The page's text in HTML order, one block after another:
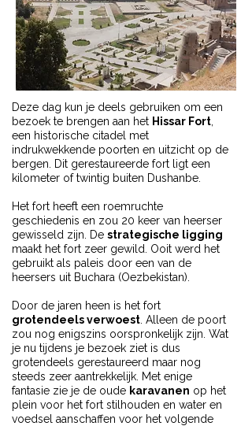
Deze dag kun je deels gebruiken om een
bezoek te brengen aan het Hissar Fort
een historische citadel met
indrukwekkende poorten en uitzicht op de
bergen. Dit gerestaureerde fort ligt een
kilometer of twintig buiten Dushanbe.
Het fort heeft een roemruchte
geschiedenis en zou 20 keer van heerser
gewisseld zijn. De strategische ligging
maakt het fort zeer gewild. Ooit werd het
gebruikt als paleis door een van de
heersers uit Buchara (Oezbekistan).
Door de jaren heen is het fort
grotendeels verwoest . Alleen de poort
zou nog enigszins oorspronkelijk zijn. Wat
je nu tijdens je bezoek ziet is dus
grotendeels gerestaureerd maar nog
steeds zeer aantrekkelijk. Met enige
fantasie zie je de oude karavanen op het
plein voor het fort stilhouden en water en
voedsel aanschaffen voor het volgende